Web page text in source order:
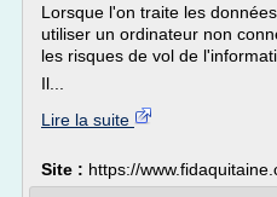
Lorsque l'on traite les
utiliser un ordinateur non
les risques de vol de
Il...
Lire la suite
Site : https://